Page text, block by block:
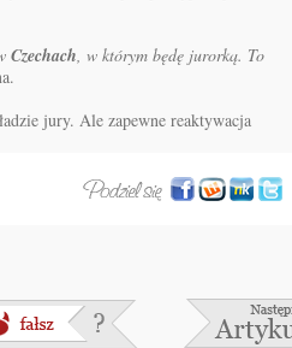
Czechach, w którym będę jurorką. To
jury. Ale zapewne reaktywacja